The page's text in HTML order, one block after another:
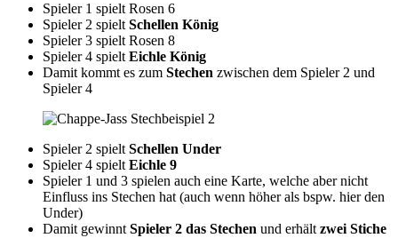
Spieler 1 spielt Rosen 6
Spieler 2 spielt Schellen König
Spieler 3 spielt Rosen 8
Spieler 4 spielt Eichle König
Damit kommt es zum Stechen zwischen dem Spieler 2 und
Spieler 4
Spieler 2 spielt Schellen Under
Spieler 4 spielt Eichle 9
Spieler 1 und 3 spielen auch eine Karte, welche aber nicht
Einfluss ins Stechen hat (auch wenn höher als bspw. hier den
Under)
Damit gewinnt Spieler 2 das Stechen und erhält zwei Stiche